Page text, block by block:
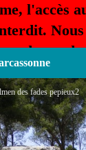
l'accès
des fades pepieux2